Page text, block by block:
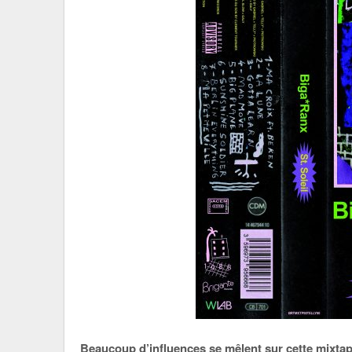
Beaucoup d’influences se mêlent sur cette